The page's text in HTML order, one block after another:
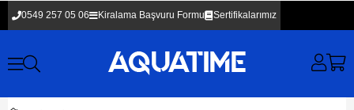
0549 257 05 06 Kiralama Başvuru Formu Sertifikalarımız